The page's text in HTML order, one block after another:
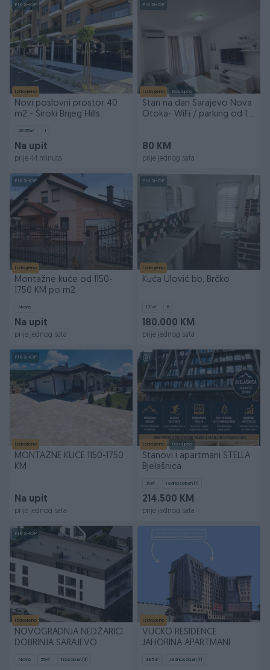
PIK SHOP
Izdvojeno
Novi poslovni prostor 40
m2 - Široki Brijeg Hills
40.65㎡ 1
Na upit
prije 44 minuta
PIK SHOP
Izdvojeno Dostupno
Stan na dan Sarajevo Nova
Otoka- WiFi / parking od 1
80 KM
prije jednog sata
PIK SHOP
Izdvojeno
Montažne kuće od 1150-
1750 KM po m2
Novo
Na upit
prije jednog sata
PIK SHOP
Izdvojeno
Kuća Ulović bb, Brčko
171 ㎡ 5
180.000 KM
prije jednog sata
PIK SHOP
Izdvojeno
MONTAŽNE KUĆE 1150-1750
KM
Na upit
prije jednog sata
Izdvojeno Dostupno
Stanovi i apartmani STELLA
Bjelašnica
39㎡ Jednosoban (1)
214.500 KM
prije jednog sata
PIK SHOP
Izdvojeno
NOVOGRADNJA NEDŽARIĆI
DOBRINJA SARAJEVO
Novo 55㎡ Trosoban (3)
Izdvojeno
VUCKO RESIDENCE
JAHORINA APARTMANI
33.5㎡ Jednosoban (1)